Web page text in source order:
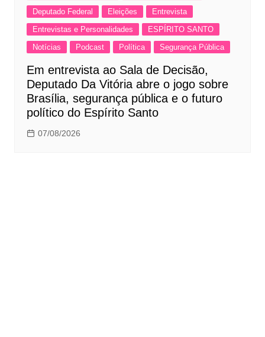
Deputado Federal
Eleições
Entrevista
Entrevistas e Personalidades
ESPÍRITO SANTO
Notícias
Podcast Política Segurança Pública
Em entrevista ao Sala de Decisão,
Deputado Da Vitória abre o jogo sobre
Brasília, segurança pública e o futuro
político do Espírito Santo
07/08/2026